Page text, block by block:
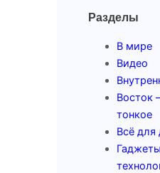
Разделы
В мире
Видео
Восток
тонкое
Всё для